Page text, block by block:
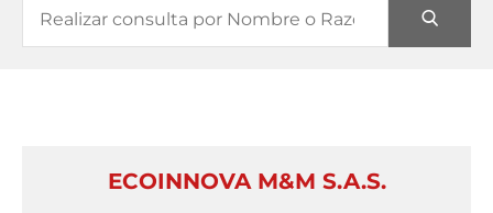
ECOINNOVA M&M S.A.S.